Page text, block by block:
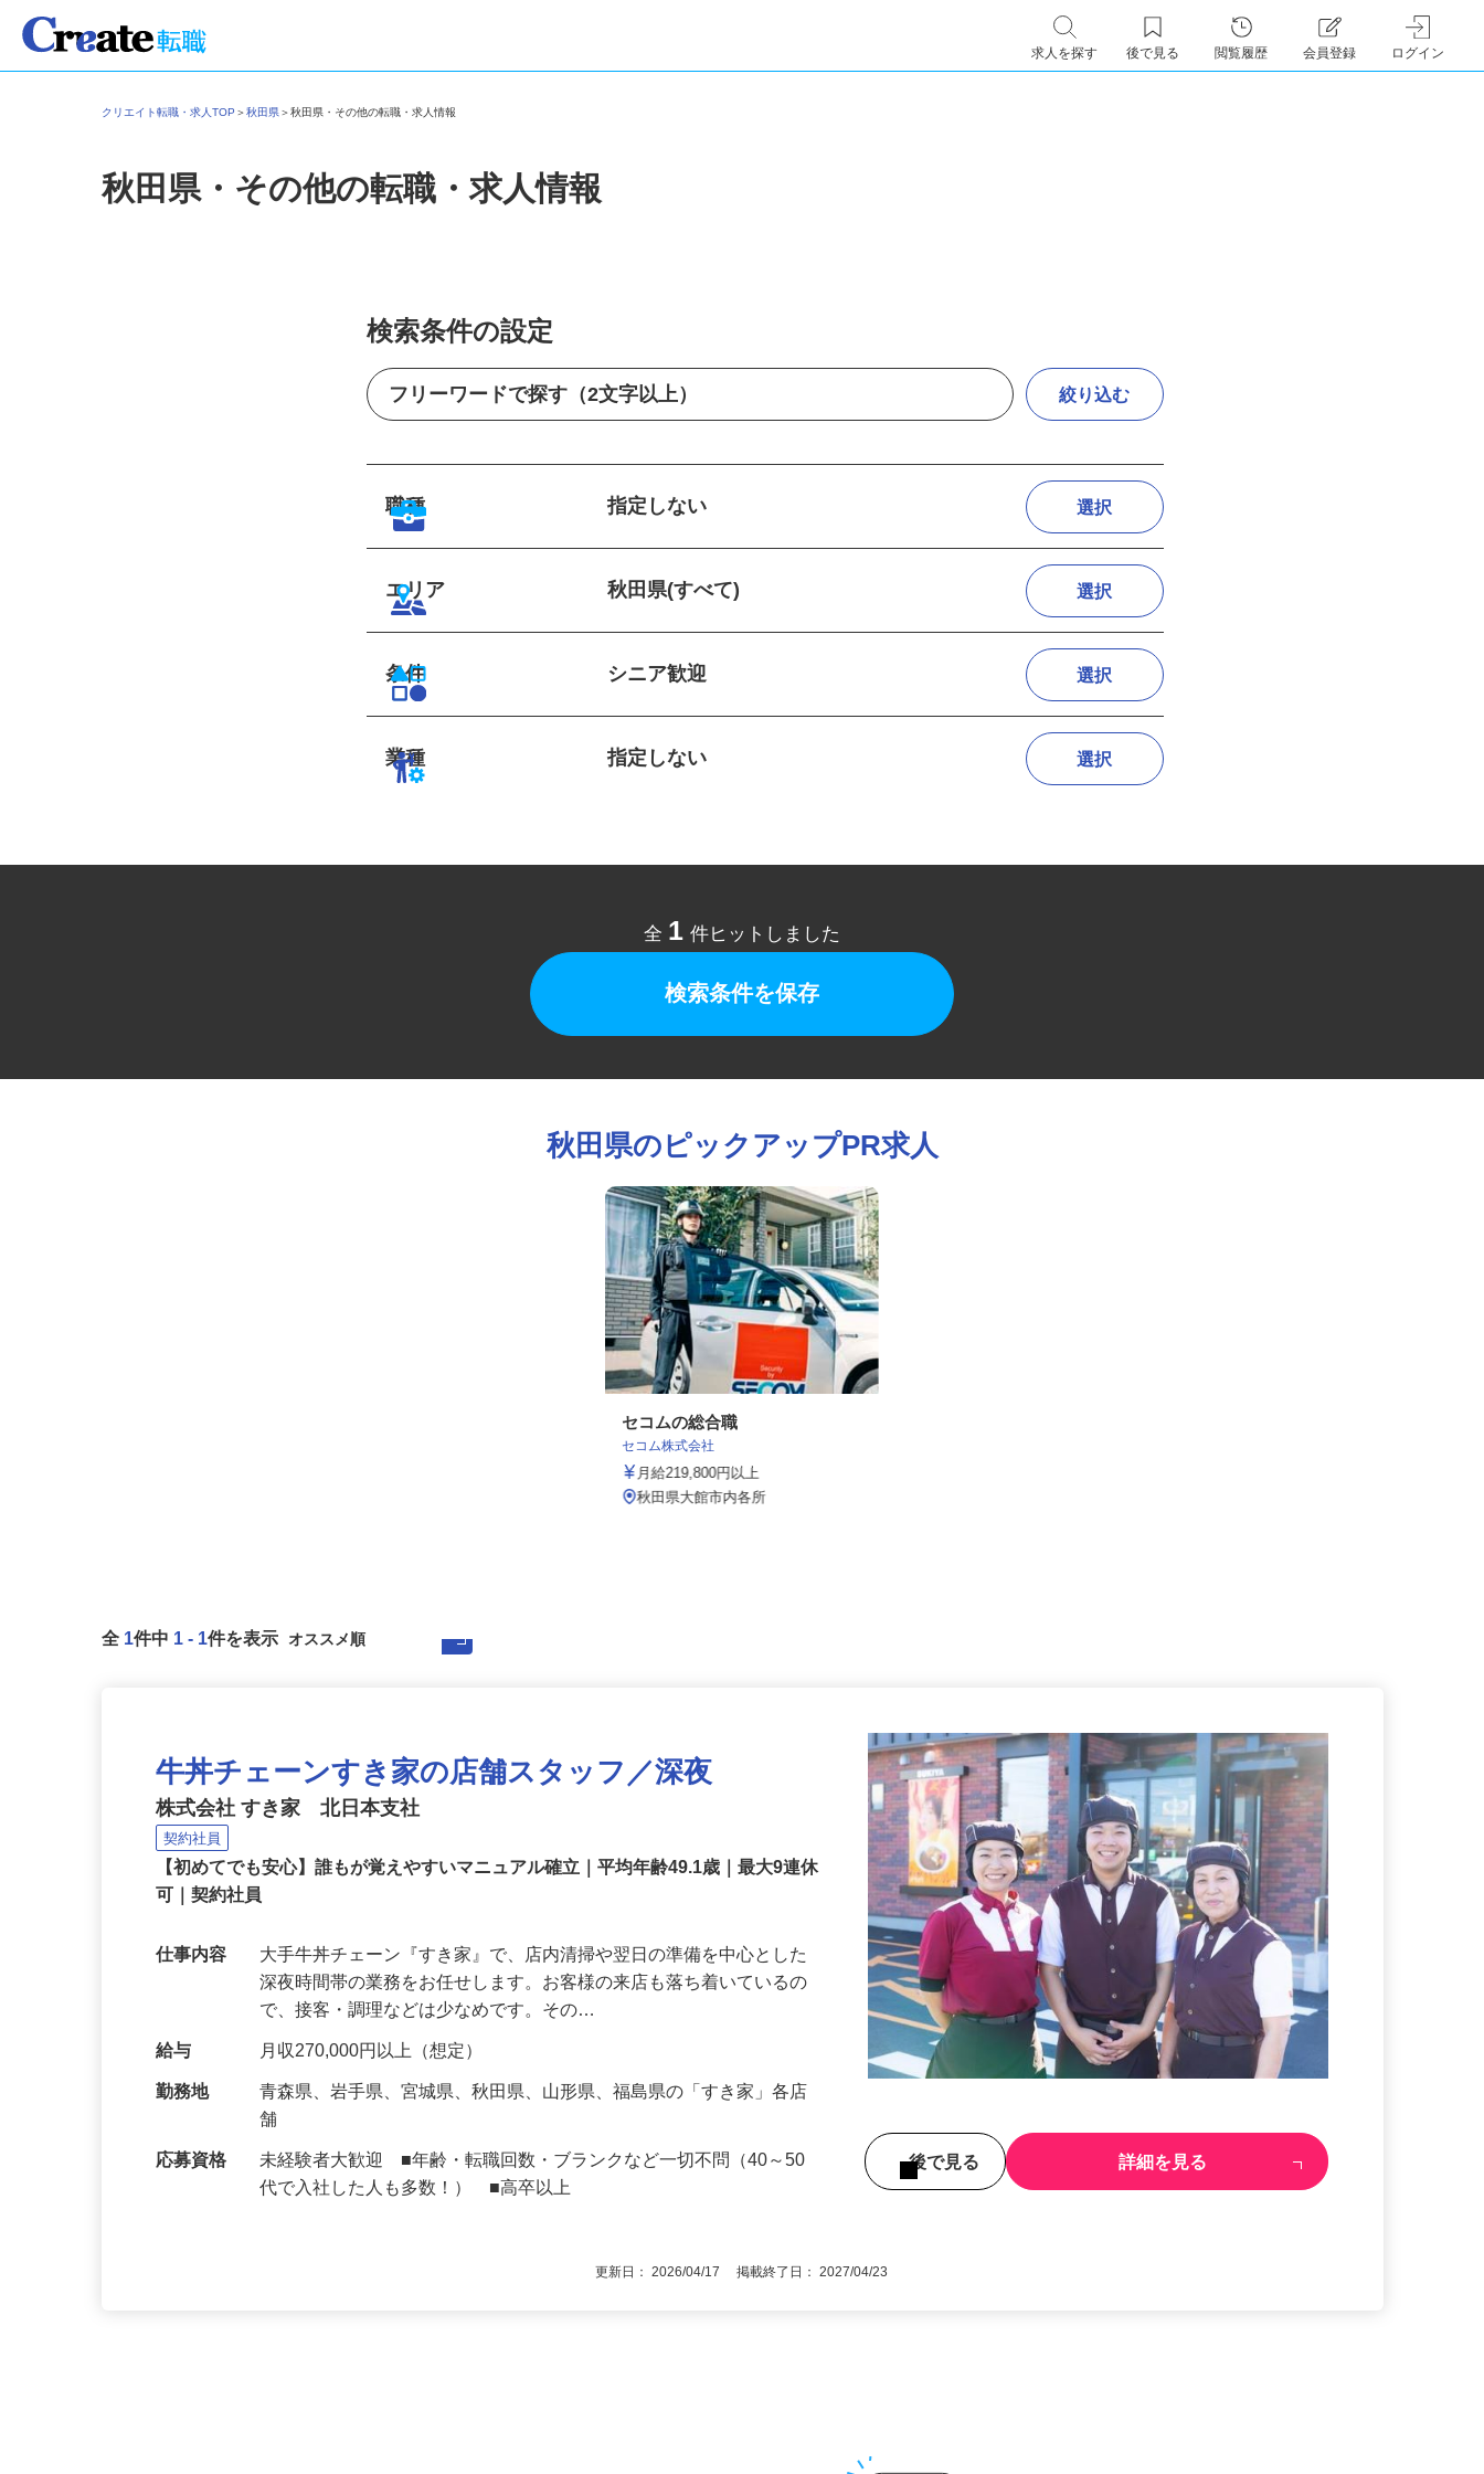
求人を探す 後で見る 閲覧履歴 会員登録 ログイン
クリエイト転職・求人TOP＞秋田県＞秋田県・その他の転職・求人情報
秋田県・その他の転職・求人情報
検索条件の設定
絞り込む
職種 指定しない 選択
エリア 秋田県(すべて) 選択
条件 シニア歓迎 選択
業種 指定しない 選択
全1件ヒットしました
検索条件を保存
秋田県のピックアップPR求人
セコムの総合職
セコム株式会社
月給219,800円以上
牛丼チェーンすき家の店舗スタッフ／深夜
株式会社 すき家 北日本支社
契約社員
【初めてでも安心】誰もが覚えやすいマニュアル確立｜平均年齢49.1歳｜最大9連休
大手牛丼チェーン『すき家』で、店内清掃や翌日の準備を中心とした
深夜時間帯の業務をお任せします。お客様の来店も落ち着いているの
で、接客・調理などは少なめです。その…
給与 月収270,000円以上（想定）
青森県、岩手県、宮城県、秋田県、山形県、福島県の「すき家」各店
舗
未経験者大歓迎 ■年齢・転職回数・ブランクなど一切不問（40～50